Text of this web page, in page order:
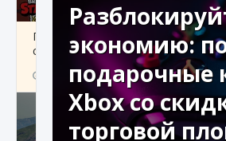
Подробное руководство по
самоцветов Brawl Stars
10 августа 2024 2 685
экономию:
подарочные
Xbox со
торговой